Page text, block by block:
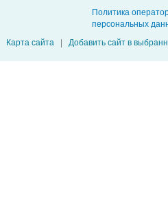
Политика
персональных
Карта сайта | Добавить сайт в